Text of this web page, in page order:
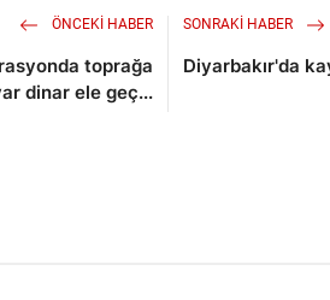
ÖNCEKI HABER
toprağa
dinar ele geç...
SONRAKI HABER
Diyarbakır'da